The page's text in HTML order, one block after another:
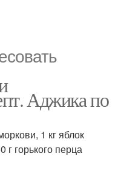
Аджика по
1 кг яблок
г горького перца